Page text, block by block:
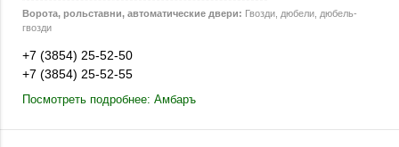
Ворота, рольставни, автоматические двери: Гвозди, дюбели, дюбель-
гвозди
+7 (3854) 25-52-50
+7 (3854) 25-52-55
Посмотреть подробнее: Амбаръ